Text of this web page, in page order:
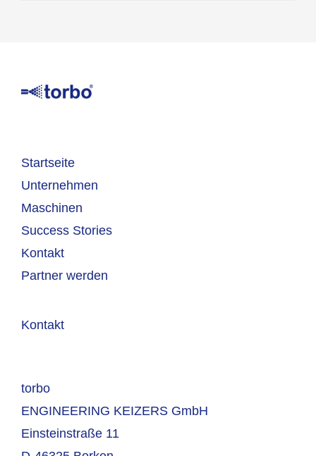
Startseite
Unternehmen
Maschinen
Success Stories
Kontakt
Partner werden
Kontakt
torbo
ENGINEERING KEIZERS GmbH
Einsteinstraße 11